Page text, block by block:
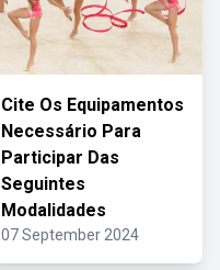
Cite Os Equipamentos
Necessário Para
Participar Das
Seguintes
Modalidades
07 September 2024